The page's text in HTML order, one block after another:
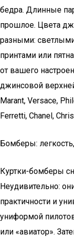
бедра. Длинные
прошлое. Цвета
разными:
принтами или
от вашего
джинсовой
Marant, Versace,
Ferretti, Chanel,
Бомберы:
Куртки-бомберы
Неудивительно:
практичности и
униформой
или «авиатор».